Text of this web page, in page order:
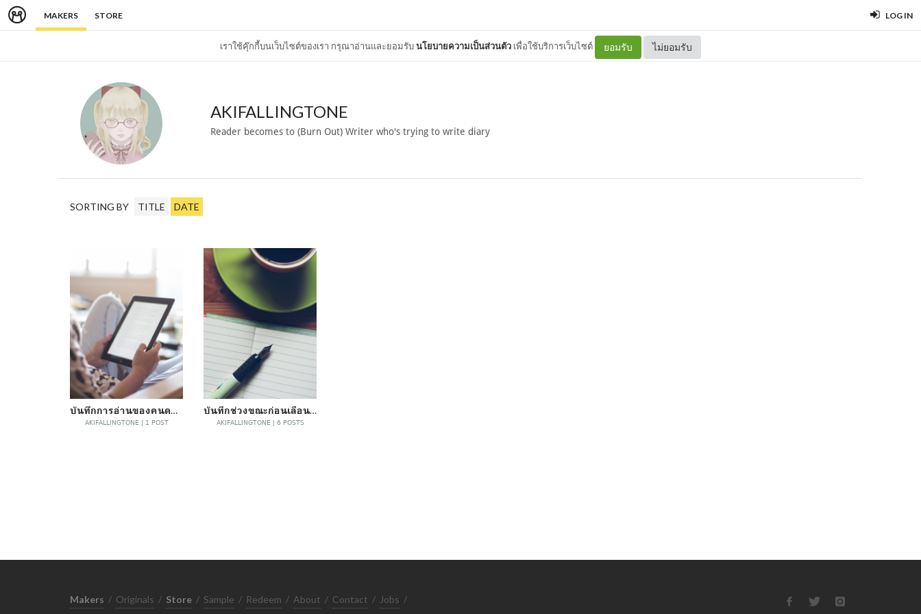
MAKERS STORE LOG IN
เราใช้คุ๊กกี้บนเว็บไซต์ของเรา กรุณาอ่านและยอมรับนโยบายความเป็นส่วนตัว เพื่อใช้บริการเว็บไซต์ ยอมรับ ไม่ยอมรับ
AKIFALLINGTONE
Reader becomes to (Burn Out) Writer who's trying to write diary
SORTING BY TITLE DATE
บันทึกการอ่านของคนดองหนังสือ
AKIFALLINGTONE | 1 POST
บันทีกช่วงขณะก่อนเลือนลาง
AKIFALLINGTONE | 6 POSTS
Makers / Originals / Store / Sample / Redeem / About / Contact / Jobs /